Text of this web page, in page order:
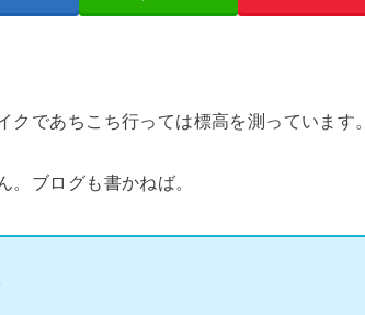
であちこち行っては標高を測っています。
ブログも書かねば。